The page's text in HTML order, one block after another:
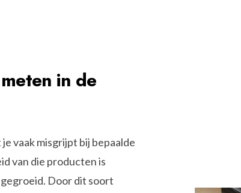
in de
vaak misgrijpt bij bepaalde
van die producten is
Door dit soort